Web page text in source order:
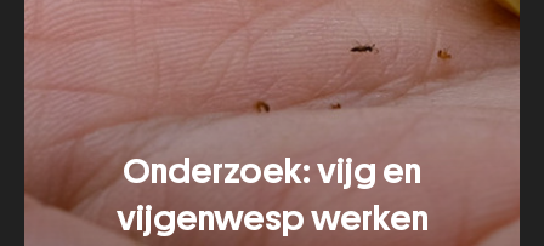
Onderzoek: vijg en
vijgenwesp werken